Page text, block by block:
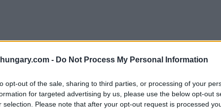
- Do Not Process My Personal Information
opt-out of the sale, sharing to third parties, or processing of your
for targeted advertising by us, please use the below opt-out
selection. Please note that after your opt-out request is processed
scosso profondamente due scuole locali e ha
lunedì sera intorno alle 18.30 nei pressi
di Római fürdő, nel 3° distretto della città.